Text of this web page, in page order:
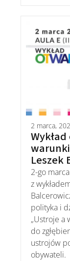
2 marca,
Leszek
2-go
z
polityka i
„Ustroje a
do
ustrojów
obywateli.